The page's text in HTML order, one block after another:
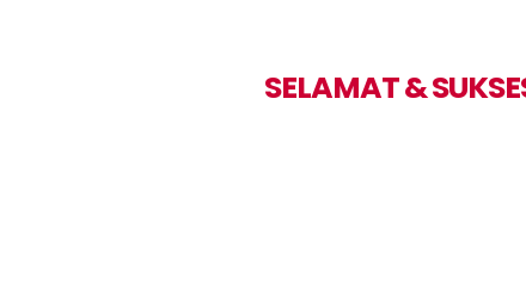
SELAMAT &